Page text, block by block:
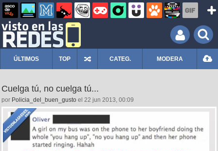
ÚLTIMOS TOP CATEG. MODERA
Cuelga tú, no cuelga tú...
por Policia_del_buen_gusto el 22 jun 2013, 00:09